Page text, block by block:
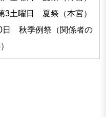
土曜日 夏祭（本宮）
日 秋季例祭（関係者の